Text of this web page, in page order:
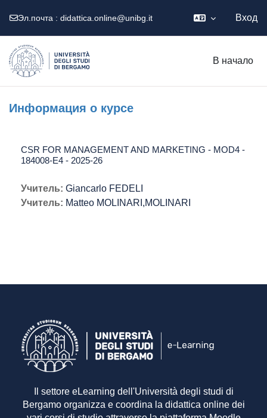
Эл.почта : didattica.online@unibg.it Вход
В начало
Информация о курсе
CSR FOR MANAGEMENT AND MARKETING - MOD4 -
184008-E4 - 2025-26
Учитель: Giancarlo FEDELI
Учитель: Matteo MOLINARI,MOLINARI
Il settore eLearning dell'Università degli studi di
Bergamo organizza e coordina la didattica online dei